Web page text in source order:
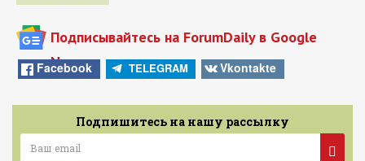
Подписывайтесь на ForumDaily в Google
News
Facebook TELEGRAM Vkontakte
Подпишитесь на нашу рассылку